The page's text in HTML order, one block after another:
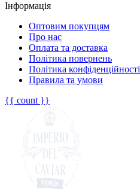
Інформація
Оптовим покупцям
Про нас
Оплата та доставка
Політика повернень
Політика конфіденційності
Правила та умови
{{ count }}